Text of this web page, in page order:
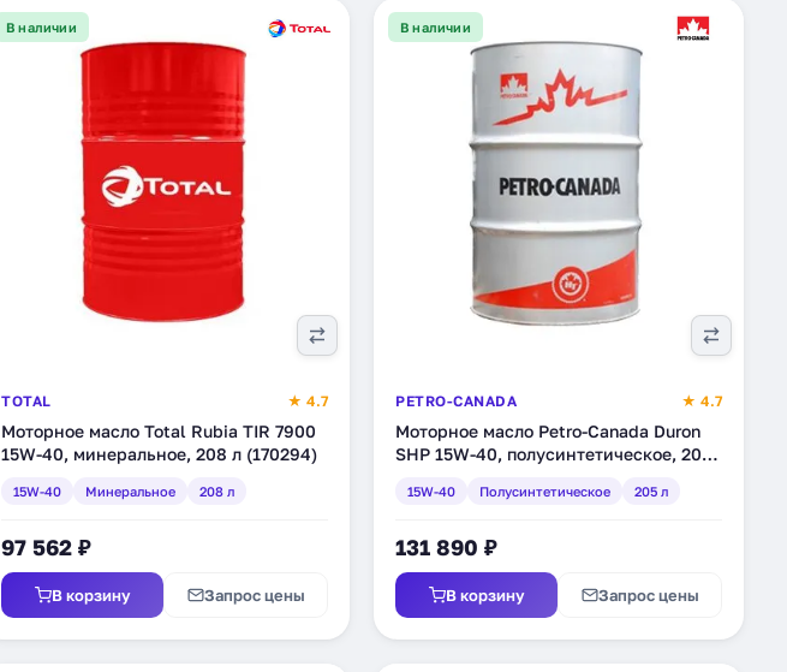
В наличии
TOTAL ★ 4.7
Моторное масло Total Rubia TIR 7900
15W-40, минеральное, 208 л (170294)
15W-40 Минеральное 208 л
97 562 ₽
В корзину Запрос цены
В наличии
PETRO-CANADA ★ 4.7
Моторное масло Petro-Canada Duron
SHP 15W-40, полусинтетическое, 205
15W-40 Полусинтетическое 205 л
131 890 ₽
В корзину Запрос цены